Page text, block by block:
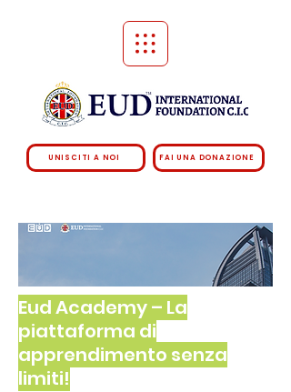
FAI UNA DONAZIONE
UNISCITI A NOI
Eud Academy – La
piattaforma di
apprendimento senza
limiti!